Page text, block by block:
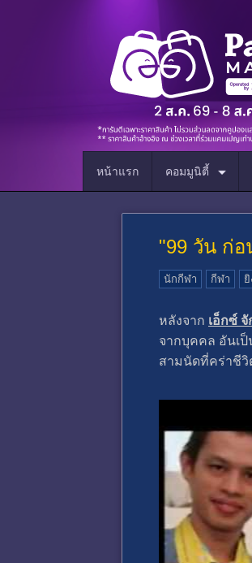
หน้าแรก คอมมูนิตี้
"99 วัน ก่
นักกีฬา กีฬา
หลังจาก เอ็กซ์
จากบุคคล อันเ
สามนัดที่คร่าชีวิ